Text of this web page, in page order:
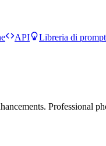
API
Libreria di prompt
Professional